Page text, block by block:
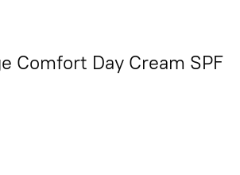
Comfort Day Cream SPF